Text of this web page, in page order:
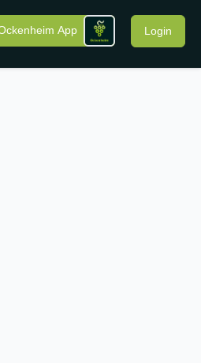
App Login